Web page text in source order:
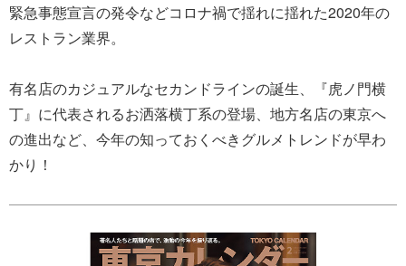
緊急事態宣言の発令などコロナ禍で揺れに揺れた2020年の
レストラン業界。
有名店のカジュアルなセカンドラインの誕生、『虎ノ門横
丁』に代表されるお洒落横丁系の登場、地方名店の東京へ
の進出など、今年の知っておくべきグルメトレンドが早わ
かり！